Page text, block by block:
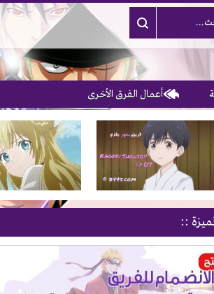
أعمال الفرق الأخرى
::